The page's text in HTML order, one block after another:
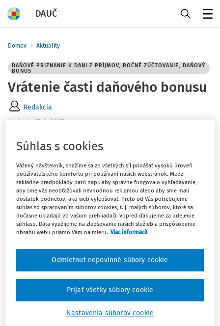
DAUČ
Domov Aktuality
DAŇOVÉ PRIZNANIE K DANI Z PRÍJMOV, ROČNÉ ZÚČTOVANIE, DAŇOVÝ
BONUS
Vrátenie časti daňového bonusu
Redakcia
Vydané
17. 2. 2025
Daňovník je zamestnaný u dvoch zamestnávateľov. U
jedného z nich si uplatňuje nezdaniteľnú časť základu
dane (NČZD) na daňovníka a daňový bonus na dve deti
do 15 rokov. U tohto zamestnávateľa mu vzhľadom na
výšku základu dane vychádza maximálna suma
daňového bonusu, tzn. 200 € mesačne (100 € na jedno
dieťa do 15 rokov). V prípade, že v ročnom zúčtovaní za
rok 2025 (po sčítaní príjmov od všetkých
nárok na daňový bonus, bude si môcť ponechať už
zamestnávateľom priznaný daňový bonus, alebo bude
povinný rozdiel vrátiť?
Ak pri vykonaní ročného zúčtovania dane alebo pri podaní
daňového priznania za rok 2025 zamestnancovi vyjde nižší
Súhlas s cookies
Vážený návštevník, snažíme sa zo všetkých síl prinášať vysokú úroveň
používateľského komfortu pri používaní našich webstránok. Medzi
základné predpoklady patrí napr. aby správne fungovalo vyhľadávanie,
aby sme vás neobťažovali nevhodnou reklamou alebo aby sme mali
dostatok podnetov, ako web vylepšovať. Preto od Vás potrebujeme
súhlas so spracovaním súborov cookies, t. j. malých súborov, ktoré sa
dočasne ukladajú vo vašom prehliadači. Vopred ďakujeme za udelenie
súhlasu. Dáta využijeme na zlepšovanie našich služieb a prispôsobenie
obsahu webu priamo Vám na mieru. Viac informácií
Nastavenia súborov cookie
Odmietnut nepovinné súbory cookie
Prijať všetky súbory cookie